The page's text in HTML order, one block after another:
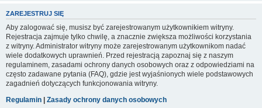
ZAREJESTRUJ SIĘ
Aby zalogować się, musisz być zarejestrowanym użytkownikiem witryny.
Rejestracja zajmuje tylko chwilę, a znacznie zwiększa możliwości korzystania
z witryny. Administrator witryny może zarejestrowanym użytkownikom nadać
wiele dodatkowych uprawnień. Przed rejestracją zapoznaj się z naszym
regulaminem, zasadami ochrony danych osobowych oraz z odpowiedziami na
często zadawane pytania (FAQ), gdzie jest wyjaśnionych wiele podstawowych
zagadnień dotyczących funkcjonowania witryny.
Regulamin | Zasady ochrony danych osobowych